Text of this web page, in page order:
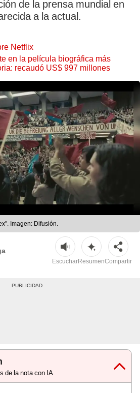
de la prensa mundial en
a la actual.
Netflix
en la película biográfica más
recaudó US$ 997 millones
Imagen: Difusión.
EscucharResumenCompartir
de la nota con IA